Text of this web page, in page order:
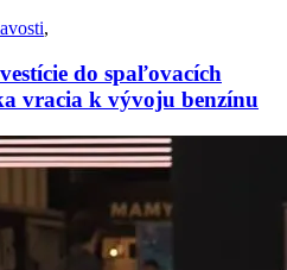
,
do spaľovacích
vracia k vývoju benzínu